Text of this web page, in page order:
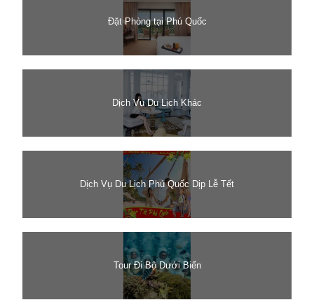
Đặt Phòng tại Phú Quốc
Dịch Vụ Du Lịch Khác
Dịch Vụ Du Lịch Phú Quốc Dịp Lễ Tết
Tour Đi Bộ Dưới Biển